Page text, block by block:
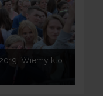
Wiemy kto